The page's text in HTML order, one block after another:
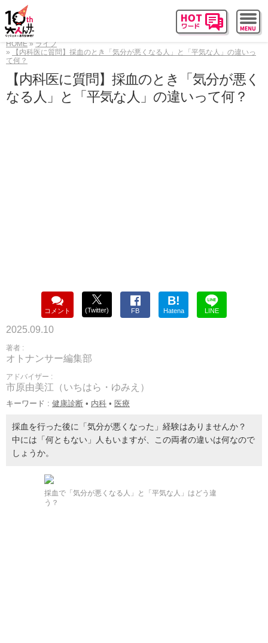
HOME
ライフ
【内科医に質問】採血のとき「気分が悪くなる人」と「平気な人」の違いっ
て何？
【内科医に質問】採血のとき「気分が悪く
なる人」と「平気な人」の違いって何？
コメント (Twitter) FB
B!
Hatena LINE
2025.09.10
著者 :
オトナンサー編集部
アドバイザー :
市原由美江（いちはら・ゆみえ）
キーワード : 健康診断 • 内科 • 医療
採血を行った後に「気分が悪くなった」経験はありませんか？
中には「何ともない」人もいますが、この両者の違いは何なので
しょうか。
採血で「気分が悪くなる人」と「平気な人」はどう違
う？